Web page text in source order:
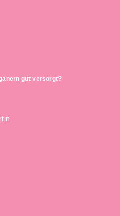
gut versorgt?